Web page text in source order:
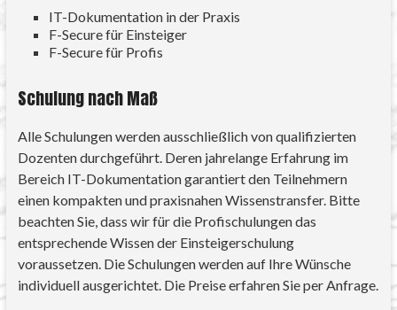
IT-Dokumentation in der Praxis
F-Secure für Einsteiger
F-Secure für Profis
Schulung nach Maß
Alle Schulungen werden ausschließlich von qualifizierten
Dozenten durchgeführt. Deren jahrelange Erfahrung im
Bereich IT-Dokumentation garantiert den Teilnehmern
einen kompakten und praxisnahen Wissenstransfer. Bitte
beachten Sie, dass wir für die Profischulungen das
entsprechende Wissen der Einsteigerschulung
voraussetzen. Die Schulungen werden auf Ihre Wünsche
individuell ausgerichtet. Die Preise erfahren Sie per Anfrage.